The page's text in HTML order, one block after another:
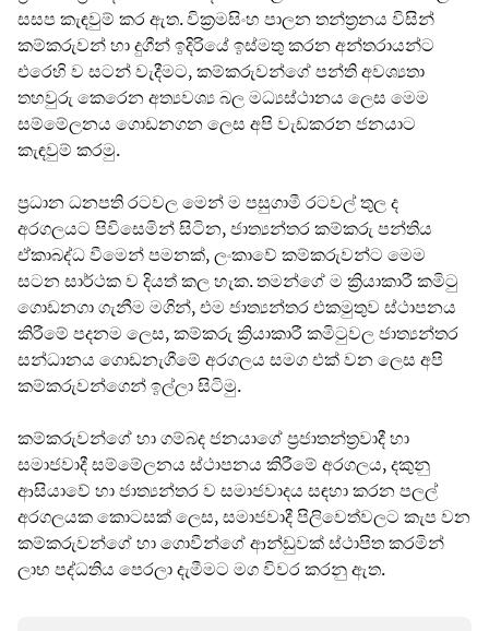
සසප කැඳවුම් කර ඇත. වික්‍රමසිංහ පාලන තන්ත්‍රනය විසින්
කම්කරුවන් හා දුගීන් ඉදිරියේ ඉස්මතු කරන අන්තරායන්ට
එරෙහි ව සටන් වැදීමට, කම්කරුවන්ගේ පන්ති අවශ්‍යතා
තහවුරු කෙරෙන අත්‍යවශ්‍ය බල මධ්‍යස්ථානය ලෙස මෙම
සම්මේලනය ගොඩනගන ලෙස අපි වැඩකරන ජනයාට
කැඳවුම් කරමු.
ප්‍රධාන ධනපති රටවල මෙන් ම පසුගාමී රටවල් තුල ද
අරගලයට පිවිසෙමින් සිටින, ජාත්‍යන්තර කම්කරු පන්තිය
ඒකාබද්ධ වීමෙන් පමනක්, ලංකාවේ කම්කරුවන්ට මෙම
සටන සාර්ථක ව දියත් කල හැක. තමන්ගේ ම ක්‍රියාකාරී කමිටු
ගොඩනගා ගැනීම මගින්, එම ජාත්‍යන්තර එකමුතුව ස්ථාපනය
කිරීමේ පදනම ලෙස, කම්කරු ක්‍රියාකාරී කමිටුවල ජාත්‍යන්තර
සන්ධානය ගොඩනැගීමේ අරගලය සමග එක් වන ලෙස අපි
කම්කරුවන්ගෙන් ඉල්ලා සිටිමු.
කම්කරුවන්ගේ හා ගම්බද ජනයාගේ ප්‍රජාතන්ත්‍රවාදී හා
සමාජවාදී සම්මේලනය ස්ථාපනය කිරීමේ අරගලය, දකුනු
ආසියාවේ හා ජාත්‍යන්තර ව සමාජවාදය සඳහා කරන පලල්
අරගලයක කොටසක් ලෙස, සමාජවාදී පිලිවෙත්වලට කැප වන
කම්කරුවන්ගේ හා ගොවීන්ගේ ආන්ඩුවක් ස්ථාපිත කරමින්
ලාභ පද්ධතිය පෙරලා දැමීමට මග විවර කරනු ඇත.